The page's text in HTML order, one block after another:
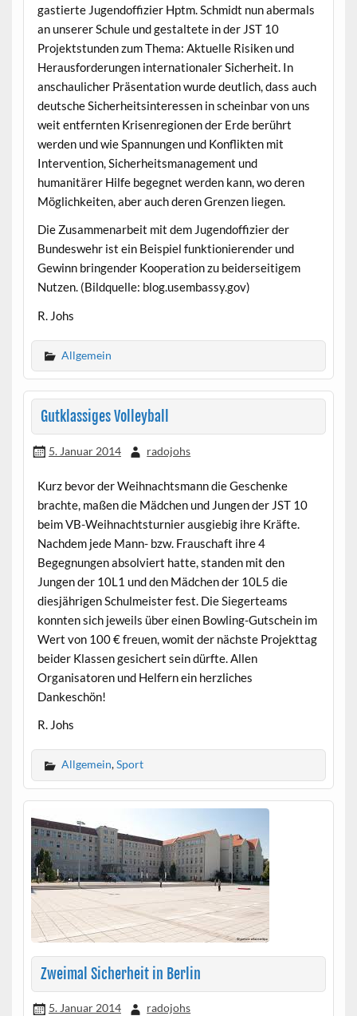
gastierte Jugendoffizier Hptm. Schmidt nun abermals
an unserer Schule und gestaltete in der JST 10
Projektstunden zum Thema: Aktuelle Risiken und
Herausforderungen internationaler Sicherheit. In
anschaulicher Präsentation wurde deutlich, dass auch
deutsche Sicherheitsinteressen in scheinbar von uns
weit entfernten Krisenregionen der Erde berührt
werden und wie Spannungen und Konflikten mit
Intervention, Sicherheitsmanagement und
humanitärer Hilfe begegnet werden kann, wo deren
Möglichkeiten, aber auch deren Grenzen liegen.
Die Zusammenarbeit mit dem Jugendoffizier der
Bundeswehr ist ein Beispiel funktionierender und
Gewinn bringender Kooperation zu beiderseitigem
Nutzen. (Bildquelle: blog.usembassy.gov)
R. Johs
Allgemein
Gutklassiges Volleyball
5. Januar 2014 radojohs
Kurz bevor der Weihnachtsmann die Geschenke
brachte, maßen die Mädchen und Jungen der JST 10
beim VB-Weihnachtsturnier ausgiebig ihre Kräfte.
Nachdem jede Mann- bzw. Frauschaft ihre 4
Begegnungen absolviert hatte, standen mit den
Jungen der 10L1 und den Mädchen der 10L5 die
diesjährigen Schulmeister fest. Die Siegerteams
konnten sich jeweils über einen Bowling-Gutschein im
Wert von 100 € freuen, womit der nächste Projekttag
beider Klassen gesichert sein dürfte. Allen
Organisatoren und Helfern ein herzliches
Dankeschön!
R. Johs
Allgemein,Sport
Zweimal Sicherheit in Berlin
5. Januar 2014 radojohs